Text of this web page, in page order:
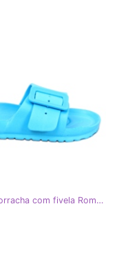
BM Chinelos de borracha com fivela Romero L.BLUE azul